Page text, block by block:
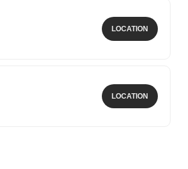
LOCATION
LOCATION